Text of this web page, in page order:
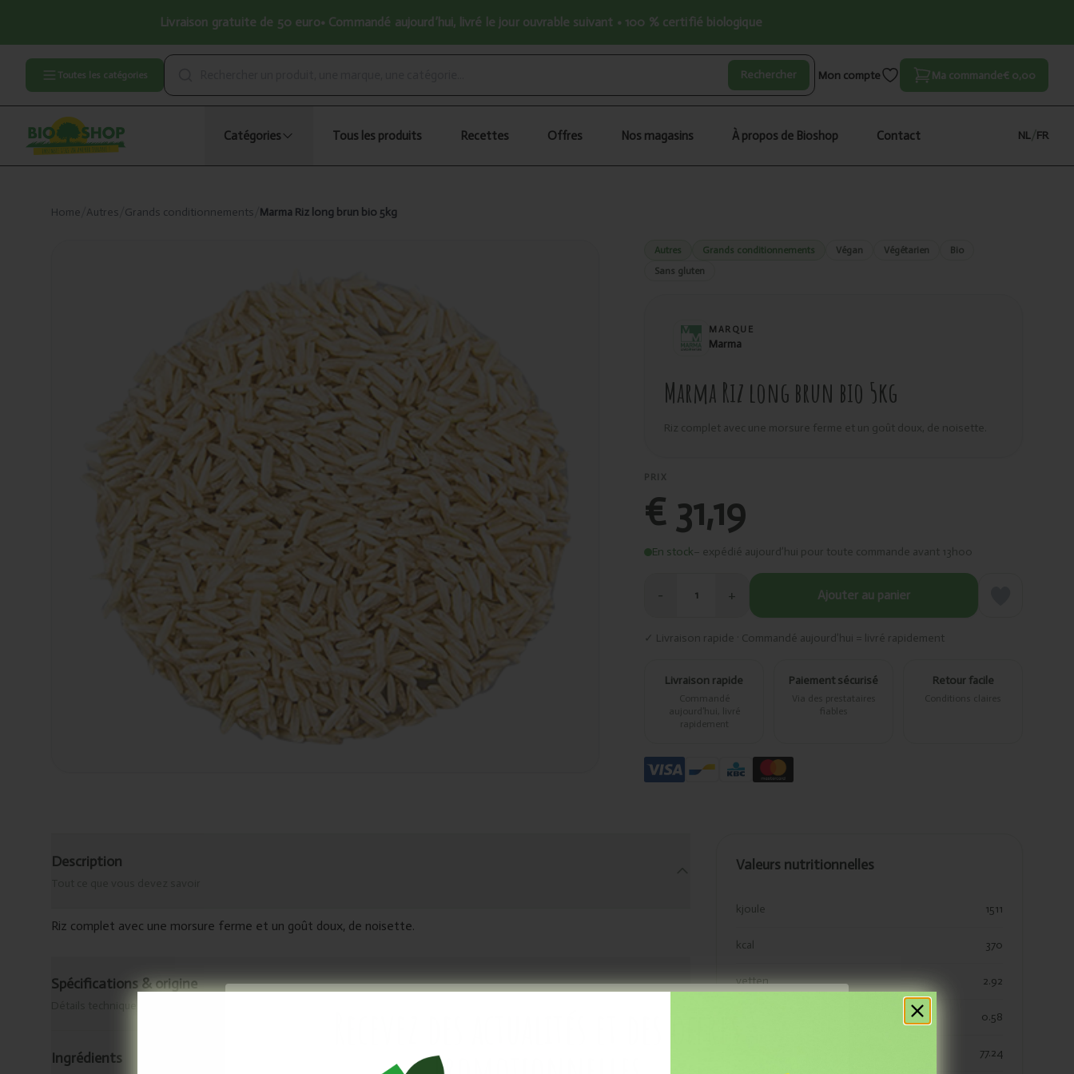
Livraison gratuite de 50 euro• Commandé aujourd’hui, livré le jour ouvrable suivant • 100 % certifié biologique
Toutes les catégories Rechercher Mon compte Ma commande€ 0,00
Catégories Tous les produits Recettes Offres Nos magasins À propos de Bioshop Contact NL FR
Home Autres Grands conditionnements Marma Riz long brun bio 5kg
Autres Grands conditionnements Végan Végétarien
Bio
Sans gluten
MARQUE
Marma
Marma Riz long brun bio 5kg
Riz complet avec une morsure ferme et un goût doux, de noisette.
PRIX
€ 31,19
En stock– expédié aujourd’hui pour toute commande avant 13h00
− 1 + Ajouter au panier
✓ Livraison rapide · Commandé aujourd’hui = livré rapidement
Livraison rapide
Commandé
aujourd’hui, livré
rapidement
Paiement sécurisé
Via des prestataires
fiables
Retour facile
Conditions claires
Description
Riz complet avec une morsure ferme et un goût doux, de noisette.
Spécifications & origine
Ingrédients
Valeurs nutritionnelles
kjoule 1511
kcal 370
vetten 2.92
0.58
77.24